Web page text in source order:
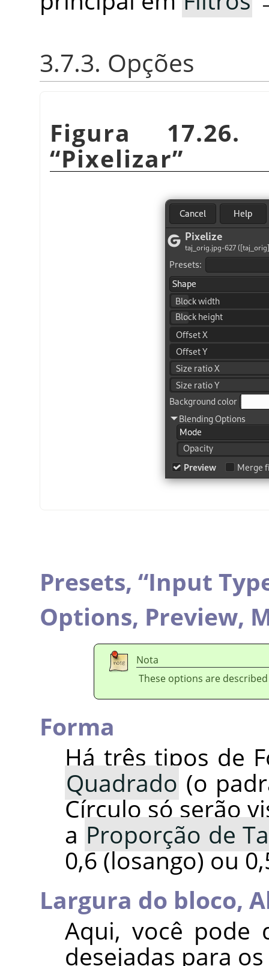
3.7.3. Opções
Figura
“Pixelizar”
Presets, “Input
Options, Preview,
Nota
These options are
Forma
Há três tipos de
Quadrado (o
Círculo só serão
a Proporção de
0,6 (losango) ou
Largura do bloco,
Aqui, você pode
desejadas para